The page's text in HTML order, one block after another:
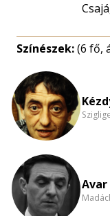
Színészek:(6 fő,
Avar